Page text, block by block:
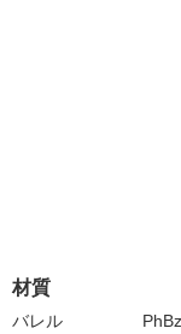
材質
バレル